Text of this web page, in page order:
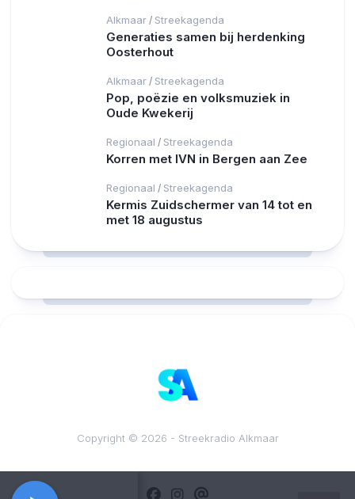
Alkmaar / Streekagenda
Generaties samen bij herdenking
Oosterhout
Alkmaar / Streekagenda
Pop, poëzie en volksmuziek in
Oude Kwekerij
Regionaal / Streekagenda
Korren met IVN in Bergen aan Zee
Regionaal / Streekagenda
Kermis Zuidschermer van 14 tot en
met 18 augustus
Copyright © 2026 - Streekradio Alkmaar